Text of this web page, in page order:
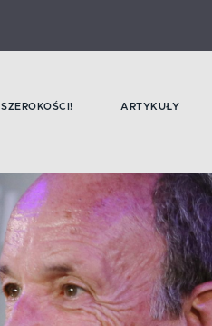
SZEROKOŚCI! ARTYKUŁY